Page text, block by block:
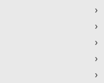
›
›
›
›
›